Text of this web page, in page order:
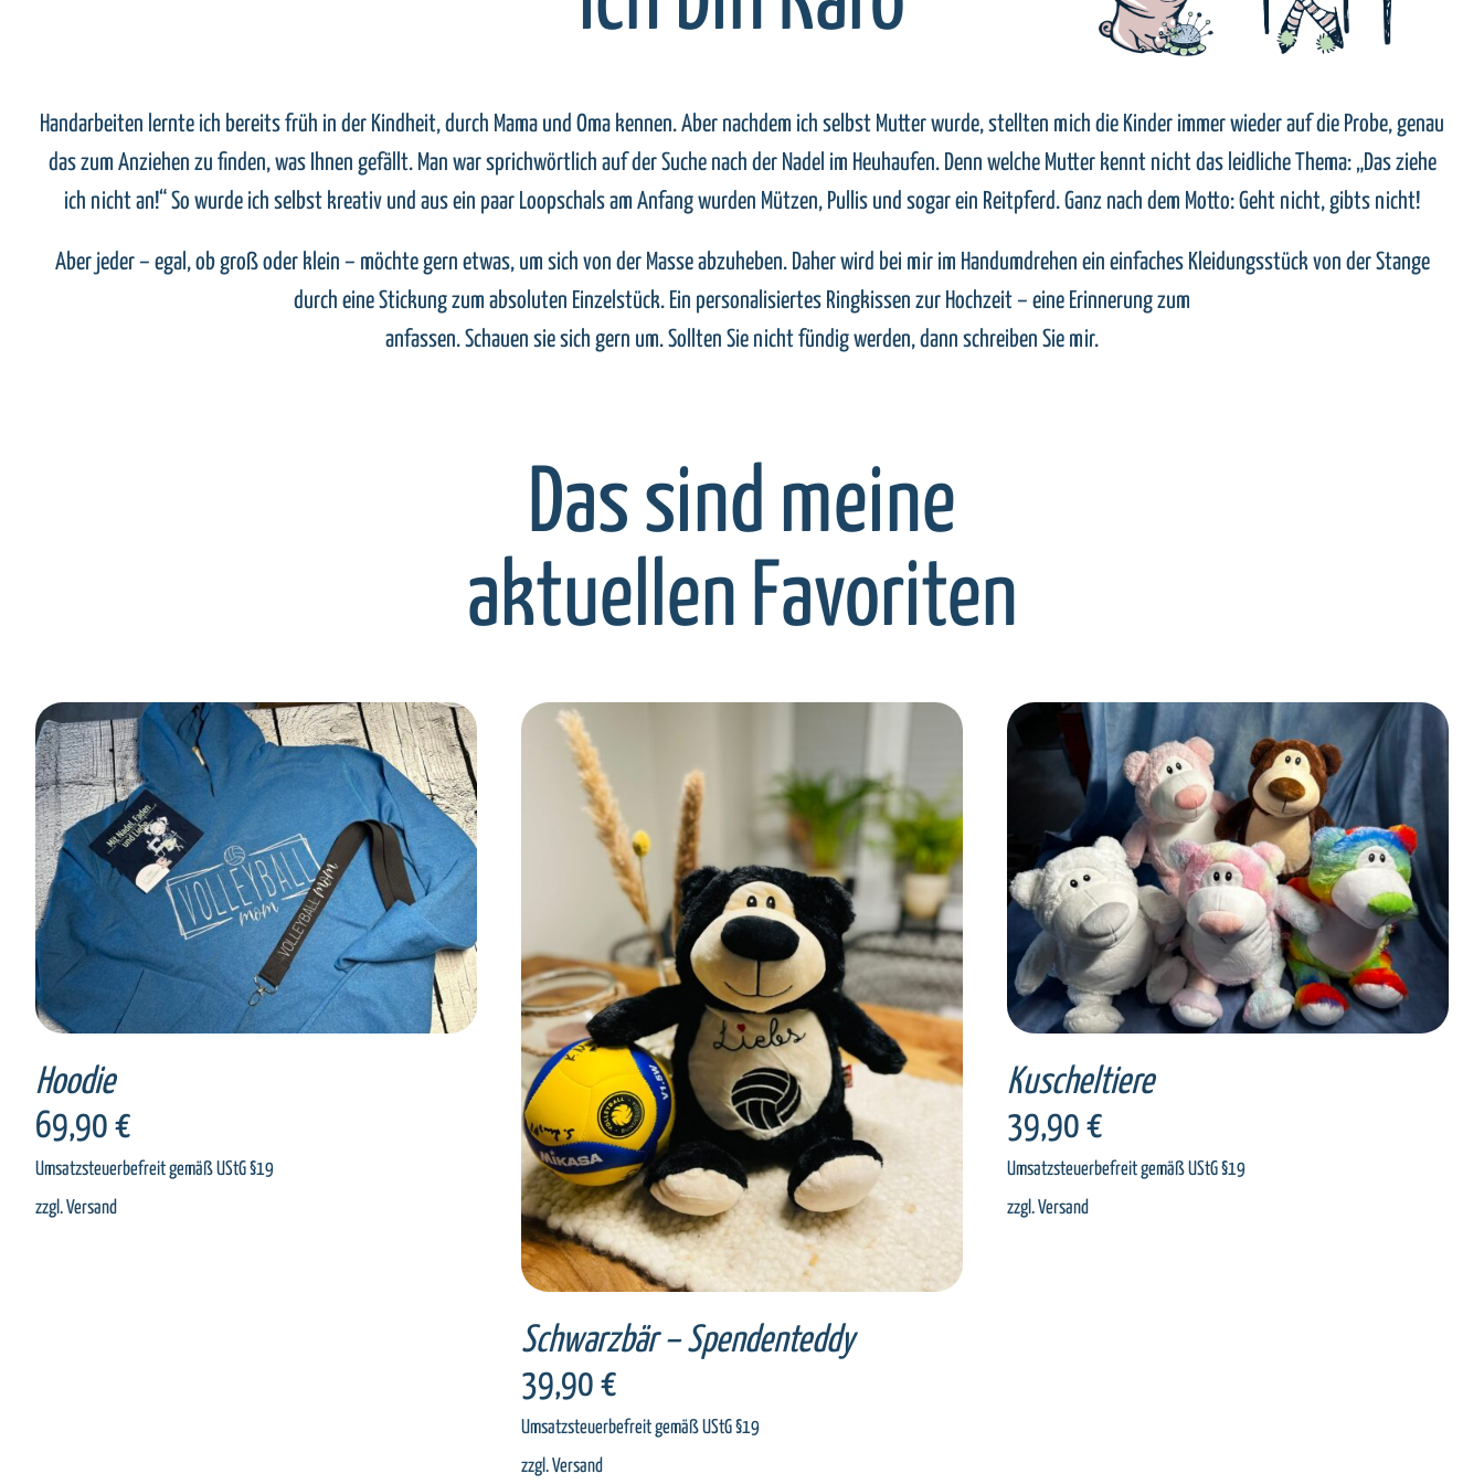
Handarbeiten lernte ich bereits früh in der Kindheit, durch Mama und Oma kennen. Aber nachdem ich selbst Mutter wurde, stellten mich die Kinder immer wieder auf die Probe, genau
das zum Anziehen zu finden, was Ihnen gefällt. Man war sprichwörtlich auf der Suche nach der Nadel im Heuhaufen. Denn welche Mutter kennt nicht das leidliche Thema: „Das ziehe
ich nicht an!“ So wurde ich selbst kreativ und aus ein paar Loopschals am Anfang wurden Mützen, Pullis und sogar ein Reitpferd. Ganz nach dem Motto: Geht nicht, gibts nicht!
Aber jeder – egal, ob groß oder klein – möchte gern etwas, um sich von der Masse abzuheben. Daher wird bei mir im Handumdrehen ein einfaches Kleidungsstück von der Stange
durch eine Stickung zum absoluten Einzelstück. Ein personalisiertes Ringkissen zur Hochzeit – eine Erinnerung zum
anfassen. Schauen sie sich gern um. Sollten Sie nicht fündig werden, dann schreiben Sie mir.
Das sind meine
aktuellen Favoriten
SELECT OPTIONS / DETAILS
Hoodie
69,90 €
Umsatzsteuerbefreit gemäß UStG §19
zzgl.Versand
SELECT OPTIONS / DETAILS
Schwarzbär – Spendenteddy
39,90 €
Umsatzsteuerbefreit gemäß UStG §19
zzgl.Versand
SELECT OPTIONS / DETAILS
Kuscheltiere
39,90 €
Umsatzsteuerbefreit gemäß UStG §19
zzgl.Versand